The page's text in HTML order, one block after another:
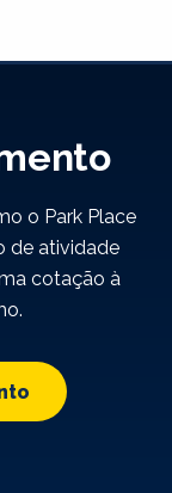
o Park Place
de atividade
cotação à